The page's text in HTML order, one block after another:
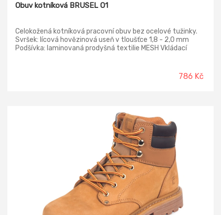
Obuv kotníková BRUSEL O1
Celokožená kotníková pracovní obuv bez ocelové tužinky.
Svršek: lícová hovězinová useň v tloušťce 1,8 - 2,0 mm
Podšívka: laminovaná prodyšná textilie MESH Vkládací
Podešev: PU/PU - olejivzdorná, antistatická, protiskluzová,
786 Kč